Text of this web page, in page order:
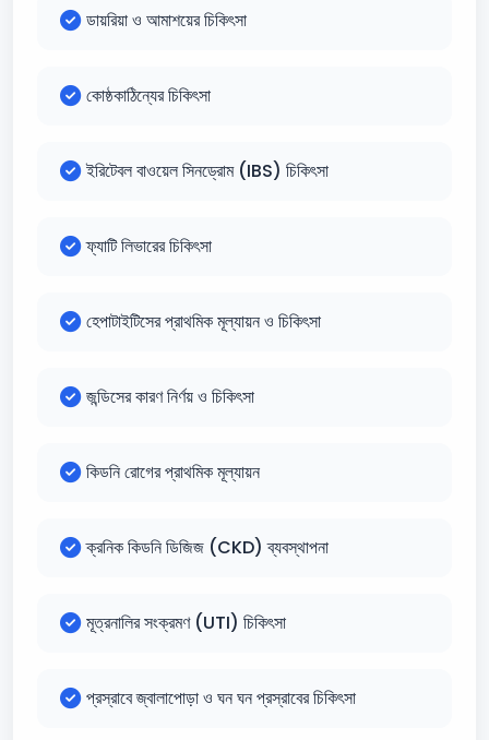
ডায়রিয়া ও আমাশয়ের চিকিৎসা
কোষ্ঠকাঠিন্যের চিকিৎসা
ইরিটেবল বাওয়েল সিনড্রোম (IBS) চিকিৎসা
ফ্যাটি লিভারের চিকিৎসা
হেপাটাইটিসের প্রাথমিক মূল্যায়ন ও চিকিৎসা
জন্ডিসের কারণ নির্ণয় ও চিকিৎসা
কিডনি রোগের প্রাথমিক মূল্যায়ন
ক্রনিক কিডনি ডিজিজ (CKD) ব্যবস্থাপনা
মূত্রনালির সংক্রমণ (UTI) চিকিৎসা
প্রস্রাবে জ্বালাপোড়া ও ঘন ঘন প্রস্রাবের চিকিৎসা